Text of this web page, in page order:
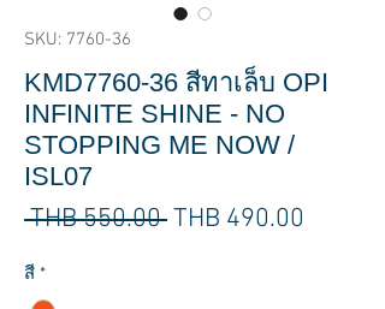
SKU: 7760-36
KMD7760-36 สีทาเล็บ OPI
INFINITE SHINE - NO
STOPPING ME NOW /
ISL07
THB 550.00 Regular
THB 490.00
สี *